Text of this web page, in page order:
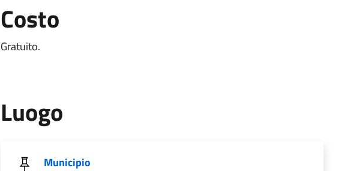
Costo
Gratuito.
Luogo
Municipio